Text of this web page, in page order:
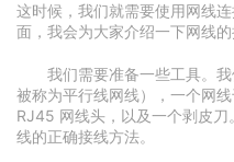
这时候，我们就需要使用网线
面，我会为大家介绍一下网线的
我们需要准备一些工具。
被称为平行线网线），一个网
RJ45 网线头，以及一个剥皮
线的正确接线方法。